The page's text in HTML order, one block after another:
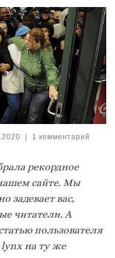
| 1 комментарий
рекордное
сайте. Мы
задевает вас,
читатели. А
пользователя
на ту же